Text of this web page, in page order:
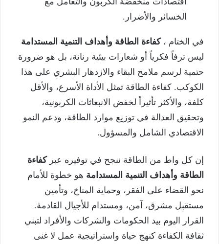
الخسائر والأضرار.
في الختام ،كفاءة الطاقة وأهداف التنمية المستدامة
ليس ترفاً فكرياً أو شعارات بيئية رنانة، بل هو ضرورة
حتمية لرسم ملامح البقاء والازدهار البشري على هذا
الكوكب. كفاءة الطاقة تمثل الأداة الأسرع، والأقل
كلفة، والأكثر تأثيراً لخفض الانبعاثات الكربونية،
وتحقيق العدالة في توزيع موارد الطاقة، ودعم النمو
الاقتصادي الشامل والمسؤول.
إن كل واط من الطاقة ننجح في توفيره عبركفاءة
الطاقة وأهداف التنمية المستدامة هو خطوة للأمام
نحو القضاء على الفقر، وحماية المناخ، وتأمين
مستقبل مشرق، آمن، ومستدام للأجيال القادمة.
القرار اليوم بيد الحكومات والشركات والأفراد لتبني
ثقافة الكفاءة كنهج حياة واستراتيجية عمل لا غنى